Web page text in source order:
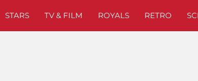
STARS TV & FILM ROYALS RETRO